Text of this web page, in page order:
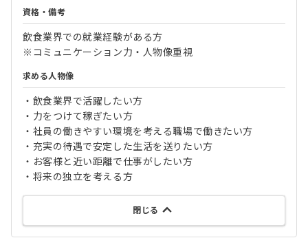
資格・備考
飲食業界での就業経験がある方
※コミュニケーション力・人物像重視
求める人物像
・飲食業界で活躍したい方
・力をつけて稼ぎたい方
・社員の働きやすい環境を考える職場で働きたい方
・充実の待遇で安定した生活を送りたい方
・お客様と近い距離で仕事がしたい方
・将来の独立を考える方
閉じる